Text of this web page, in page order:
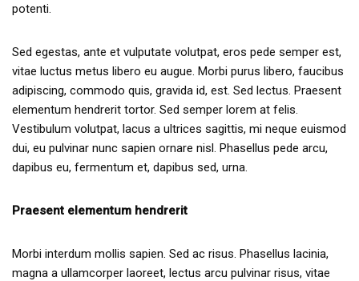
potenti.
Sed egestas, ante et vulputate volutpat, eros pede semper est,
vitae luctus metus libero eu augue. Morbi purus libero, faucibus
adipiscing, commodo quis, gravida id, est. Sed lectus. Praesent
elementum hendrerit tortor. Sed semper lorem at felis.
Vestibulum volutpat, lacus a ultrices sagittis, mi neque euismod
dui, eu pulvinar nunc sapien ornare nisl. Phasellus pede arcu,
dapibus eu, fermentum et, dapibus sed, urna.
Praesent elementum hendrerit
Morbi interdum mollis sapien. Sed ac risus. Phasellus lacinia,
magna a ullamcorper laoreet, lectus arcu pulvinar risus, vitae